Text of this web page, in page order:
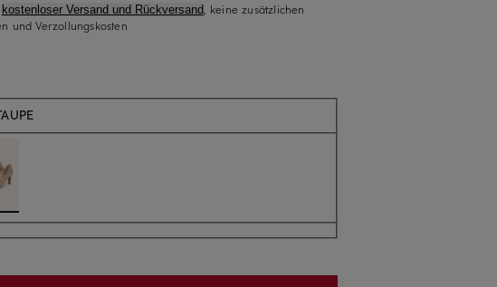
kostenloser Versand und Rückversand, keine zusätzlichen
und Verzollungskosten